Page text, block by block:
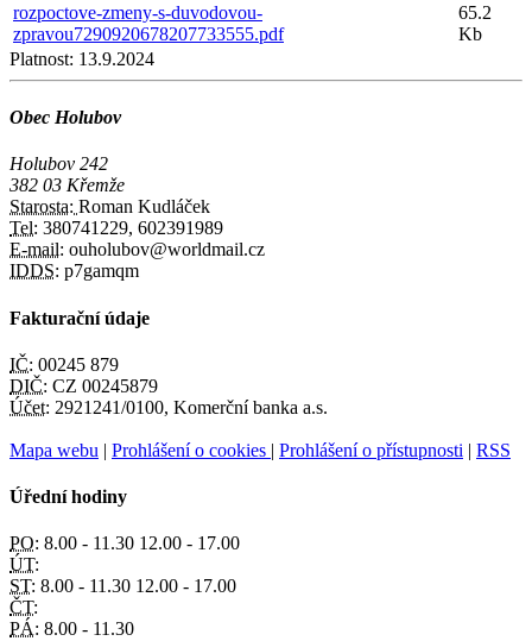
rozpoctove-zmeny-s-duvodovou-
zpravou7290920678207733555.pdf
65.2
Kb
Platnost: 13.9.2024
Obec Holubov
Holubov 242
382 03 Křemže
Starosta: Roman Kudláček
Tel: 380741229, 602391989
E-mail: ouholubov@worldmail.cz
IDDS: p7gamqm
Fakturační údaje
IČ: 00245 879
DIČ: CZ 00245879
Účet: 2921241/0100, Komerční banka a.s.
Mapa webu | Prohlášení o cookies | Prohlášení o přístupnosti | RSS
Úřední hodiny
PO: 8.00 - 11.30 12.00 - 17.00
ÚT:
ST: 8.00 - 11.30 12.00 - 17.00
ČT:
PÁ: 8.00 - 11.30